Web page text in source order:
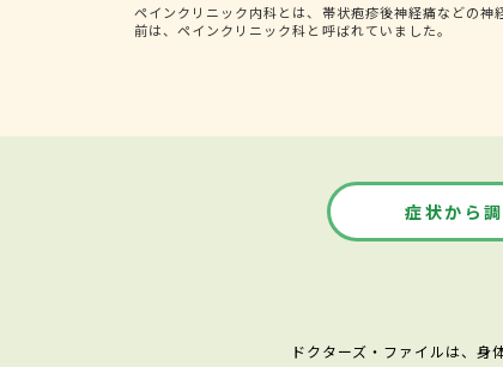
ペインクリニック内科とは、帯状疱疹後神経痛などの
前は、ペインクリニック科と呼ばれていました。
症状から
ドクターズ・ファイルは、身